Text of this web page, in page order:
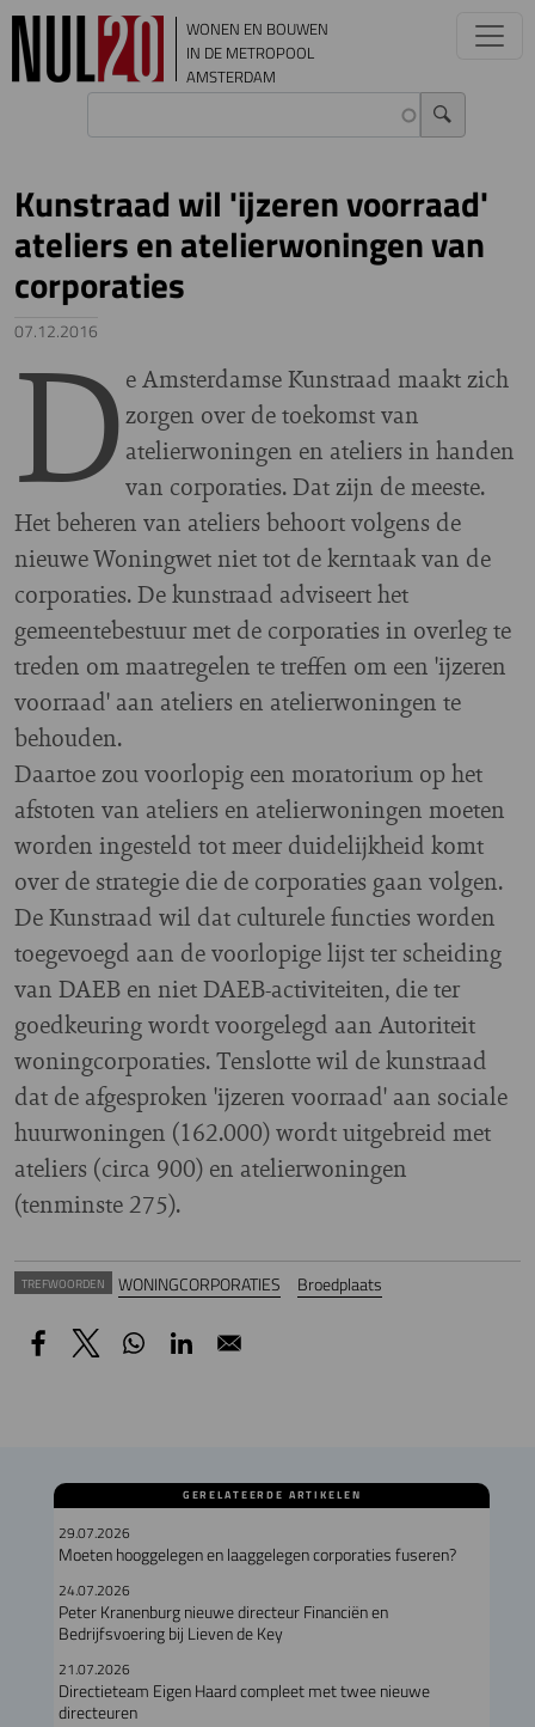
Overslaan en naar de inhoud gaan
WONEN EN BOUWEN
IN DE METROPOOL
AMSTERDAM
Kunstraad wil 'ijzeren voorraad'
ateliers en atelierwoningen van
corporaties
07.12.2016
D e Amsterdamse Kunstraad maakt zich
zorgen over de toekomst van
atelierwoningen en ateliers in handen
van corporaties. Dat zijn de meeste.
Het beheren van ateliers behoort volgens de
nieuwe Woningwet niet tot de kerntaak van de
corporaties. De kunstraad adviseert het
gemeentebestuur met de corporaties in overleg te
treden om maatregelen te treffen om een 'ijzeren
voorraad' aan ateliers en atelierwoningen te
behouden.
Daartoe zou voorlopig een moratorium op het
afstoten van ateliers en atelierwoningen moeten
worden ingesteld tot meer duidelijkheid komt
over de strategie die de corporaties gaan volgen.
De Kunstraad wil dat culturele functies worden
toegevoegd aan de voorlopige lijst ter scheiding
van DAEB en niet DAEB-activiteiten, die ter
goedkeuring wordt voorgelegd aan Autoriteit
woningcorporaties. Tenslotte wil de kunstraad
dat de afgesproken 'ijzeren voorraad' aan sociale
huurwoningen (162.000) wordt uitgebreid met
ateliers (circa 900) en atelierwoningen
(tenminste 275).
TREFWOORDEN WONINGCORPORATIES Broedplaats
GERELATEERDE ARTIKELEN
29.07.2026
Moeten hooggelegen en laaggelegen corporaties fuseren?
24.07.2026
Peter Kranenburg nieuwe directeur Financiën en
Bedrijfsvoering bij Lieven de Key
21.07.2026
Directieteam Eigen Haard compleet met twee nieuwe
directeuren